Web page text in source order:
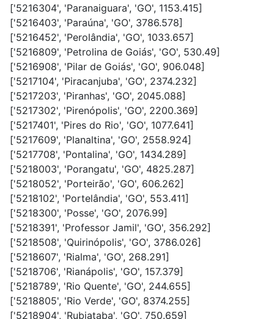
['5216304', 'Paranaiguara', 'GO', 1153.415]
['5216403', 'Paraúna', 'GO', 3786.578]
['5216452', 'Perolândia', 'GO', 1033.657]
['5216809', 'Petrolina de Goiás', 'GO', 530.49]
['5216908', 'Pilar de Goiás', 'GO', 906.048]
['5217104', 'Piracanjuba', 'GO', 2374.232]
['5217203', 'Piranhas', 'GO', 2045.088]
['5217302', 'Pirenópolis', 'GO', 2200.369]
['5217401', 'Pires do Rio', 'GO', 1077.641]
['5217609', 'Planaltina', 'GO', 2558.924]
['5217708', 'Pontalina', 'GO', 1434.289]
['5218003', 'Porangatu', 'GO', 4825.287]
['5218052', 'Porteirão', 'GO', 606.262]
['5218102', 'Portelândia', 'GO', 553.411]
['5218300', 'Posse', 'GO', 2076.99]
['5218391', 'Professor Jamil', 'GO', 356.292]
['5218508', 'Quirinópolis', 'GO', 3786.026]
['5218607', 'Rialma', 'GO', 268.291]
['5218706', 'Rianápolis', 'GO', 157.379]
['5218789', 'Rio Quente', 'GO', 244.655]
['5218805', 'Rio Verde', 'GO', 8374.255]
['5218904', 'Rubiataba', 'GO', 750.659]